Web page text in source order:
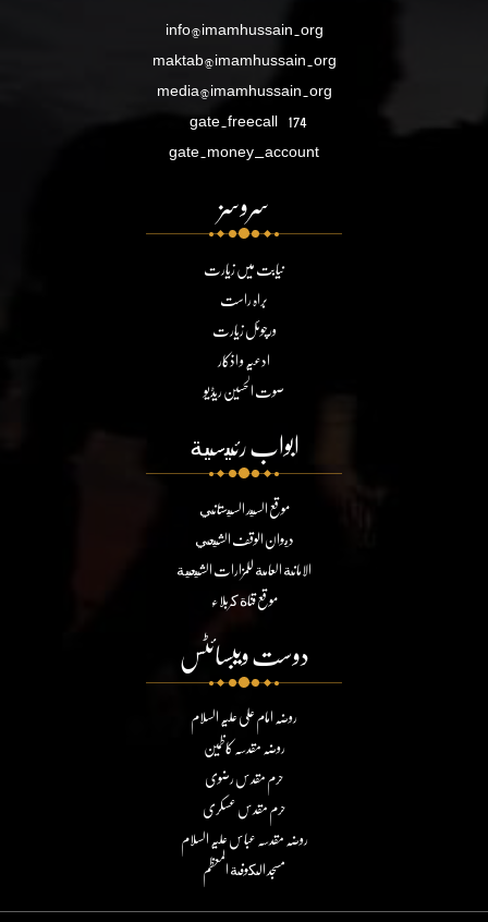
info@imamhussain.org
maktab@imamhussain.org
media@imamhussain.org
gate.freecall 174
gate.money_account
سروسز
نیابت میں زیارت
براہ راست
ورچوئل زیارت
ادعیہ و اذکار
صوت الحسین ریڈیو
ابواب رئيسية
موقع السيد السيستاني
ديوان الوقف الشيعي
الامانة العامة للمزارات الشيعية
موقع قناة كربلاء
دوست ویبسائٹس
روضہ امام علی علیہ السلام
روضہ مقدسہ کاظمین
حرم مقدس رضوی
حرم مقدس عسکری
روضہ مقدسہ عباس علیہ السلام
مسجد الكوفة المعظم